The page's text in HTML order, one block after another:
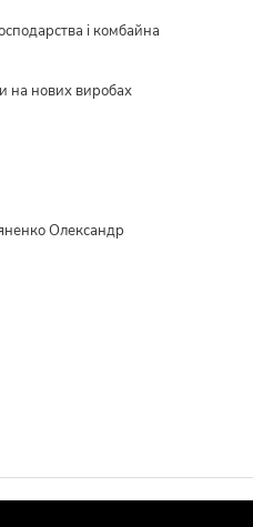
і комбайна
на нових виробах
Олександр